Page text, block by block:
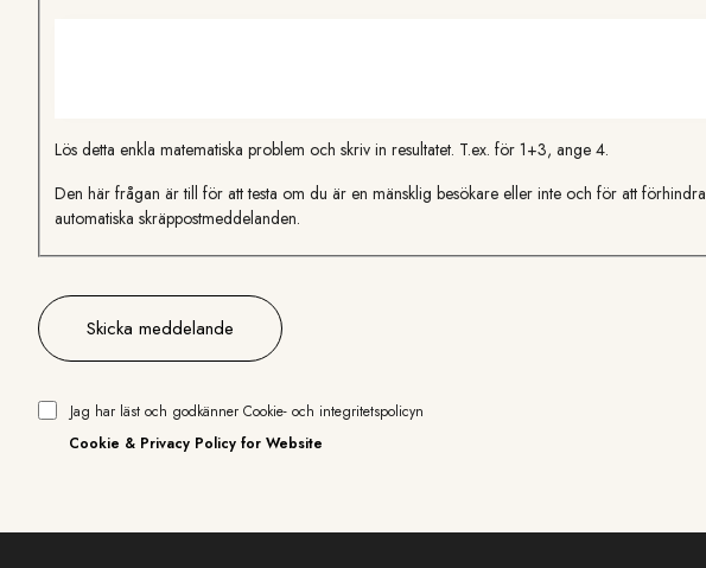
Lös detta enkla matematiska problem och skriv in resultatet. T.ex. för 1+3, ange 4.
Den här frågan är till för att testa om du är en mänsklig besökare eller inte och för att förhindra
automatiska skräppostmeddelanden.
Jag har läst och godkänner Cookie- och integritetspolicyn
Cookie & Privacy Policy for Website